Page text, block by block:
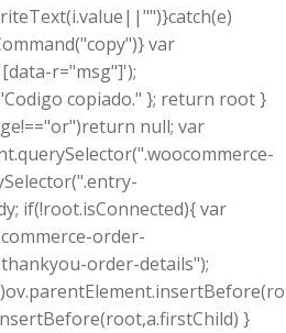
var
r="msg"]');
copiado." }; return root }
null; var
if(!root.isConnected){ var
order-
order-details");
}